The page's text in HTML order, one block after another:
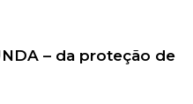
– da proteção de